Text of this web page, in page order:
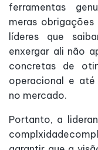
ferramentas
meras
líderes que
enxergar ali não
concretas de
operacional e
no mercado.
Portanto, a